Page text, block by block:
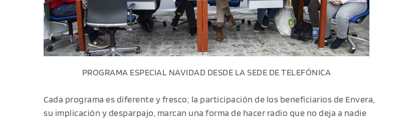
PROGRAMA ESPECIAL NAVIDAD DESDE LA SEDE DE TELEFÓNICA
Cada programa es diferente y fresco; la participación de los beneficiarios de Envera,
su implicación y desparpajo, marcan una forma de hacer radio que no deja a nadie